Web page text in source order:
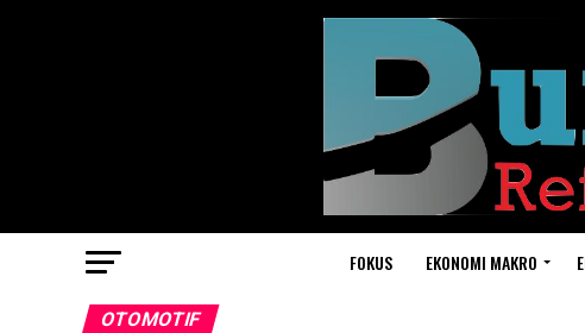
FOKUS EKONOMI MAKRO
OTOMOTIF